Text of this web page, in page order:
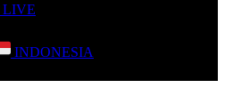
LIVE
INDONESIA